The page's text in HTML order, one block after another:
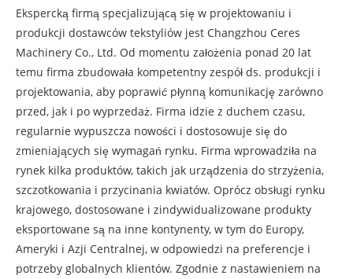
Ekspercką firmą specjalizującą się w projektowaniu i
produkcji dostawców tekstyliów jest Changzhou Ceres
Machinery Co., Ltd. Od momentu założenia ponad 20 lat
temu firma zbudowała kompetentny zespół ds. produkcji i
projektowania, aby poprawić płynną komunikację zarówno
przed, jak i po wyprzedaż. Firma idzie z duchem czasu,
regularnie wypuszcza nowości i dostosowuje się do
zmieniających się wymagań rynku. Firma wprowadziła na
rynek kilka produktów, takich jak urządzenia do strzyżenia,
szczotkowania i przycinania kwiatów. Oprócz obsługi rynku
krajowego, dostosowane i zindywidualizowane produkty
eksportowane są na inne kontynenty, w tym do Europy,
Ameryki i Azji Centralnej, w odpowiedzi na preferencje i
potrzeby globalnych klientów. Zgodnie z nastawieniem na